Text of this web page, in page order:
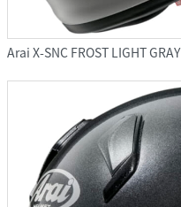
Arai X-SNC FROST LIGHT GRAY